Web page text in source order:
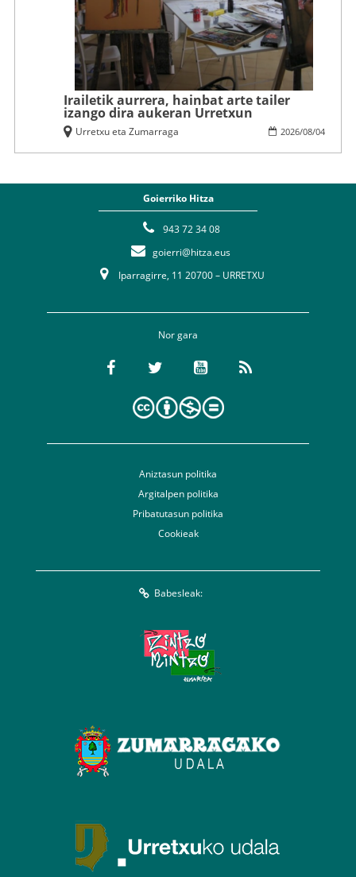
Irailetik aurrera, hainbat arte tailer
izango dira aukeran Urretxun
2026/08/04
Urretxu eta Zumarraga
Goierriko Hitza
943 72 34 08
goierri@hitza.eus
Iparragirre, 11 20700 – URRETXU
Nor gara
Aniztasun politika
Argitalpen politika
Pribatutasun politika
Cookieak
Babesleak: